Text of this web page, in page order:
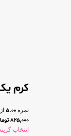
کرم
نمره5.00
825,000
انتخاب